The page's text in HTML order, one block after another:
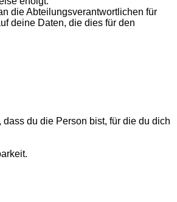
die Abteilungsverantwortlichen für
deine Daten, die dies für den
du die Person bist, für die du dich